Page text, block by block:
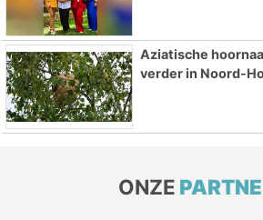
Aziatische
verder in Noord-
ONZE